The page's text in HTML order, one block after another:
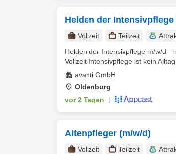
Helden der
Vollzeit Teilzeit
Helden der Intensivpflege m/w/d –
Vollzeit Intensivpflege ist kein Alltag
avanti GmbH
Oldenburg
vor 2 Tagen
Altenpfleger (m/w/d)
Vollzeit Teilzeit